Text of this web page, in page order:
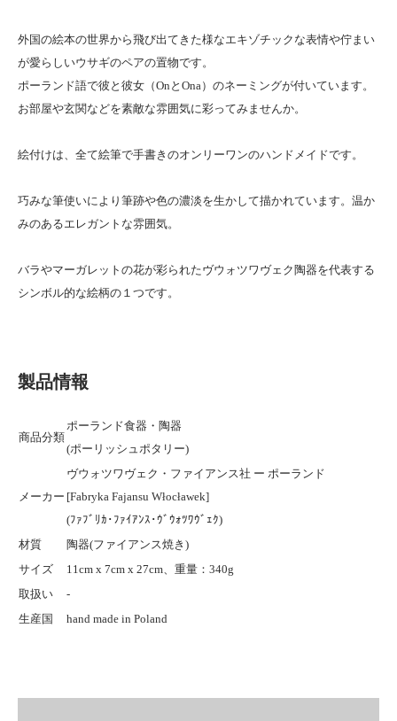
外国の絵本の世界から飛び出てきた様なエキゾチックな表情や佇まい
が愛らしいウサギのペアの置物です。
ポーランド語で彼と彼女（OnとOna）のネーミングが付いています。
お部屋や玄関などを素敵な雰囲気に彩ってみませんか。
絵付けは、全て絵筆で手書きのオンリーワンのハンドメイドです。
巧みな筆使いにより筆跡や色の濃淡を生かして描かれています。温か
みのあるエレガントな雰囲気。
バラやマーガレットの花が彩られたヴウォツワヴェク陶器を代表する
シンボル的な絵柄の１つです。
製品情報
商品分類
ポーランド食器・陶器
(ポーリッシュポタリー)
メーカー
ヴウォツワヴェク・ファイアンス社 ー ポーランド
[Fabryka Fajansu Włocławek]
(ﾌｧﾌﾞﾘｶ･ﾌｧｲｱﾝｽ･ｳﾞｳｫﾂﾜｳﾞｪｸ)
材質
陶器(ファイアンス焼き)
サイズ
11cm x 7cm x 27cm、重量：340g
取扱い
-
生産国
hand made in Poland